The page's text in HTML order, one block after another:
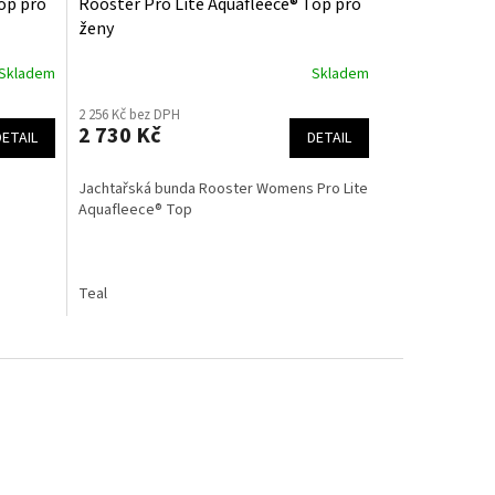
ženy
Skladem
2 256 Kč bez DPH
2 730 Kč DETAIL
Jachtařská bunda Rooster Womens Pro Lite
Aquafleece® Top
Teal